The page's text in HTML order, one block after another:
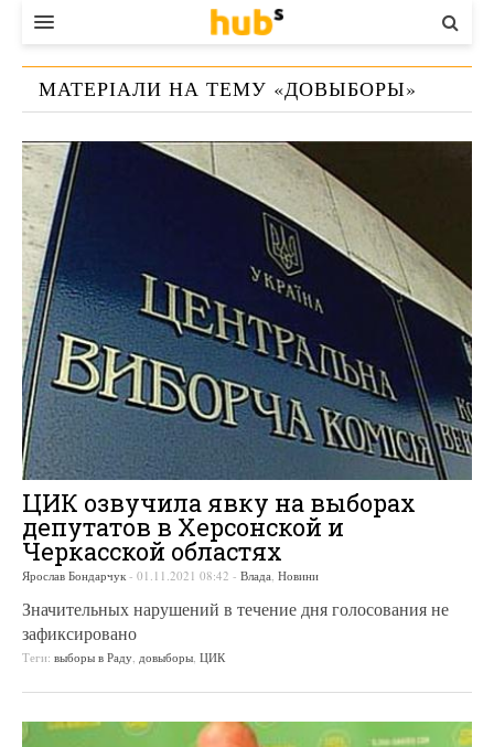
ВЛАДА
ЕКОНОМІКА
БІЗНЕС
СТАРТЕР
КОНТАКТИ
МАТЕРІАЛИ НА ТЕМУ «ДОВЫБОРЫ»
ЦИК озвучила явку на выборах
депутатов в Херсонской и
Черкасской областях
Ярослав Бондарчук - 01.11.2021 08:42 - Влада Новини
Значительных нарушений в течение дня голосования не
зафиксировано
Теги: выборы в Раду довыборы ЦИК